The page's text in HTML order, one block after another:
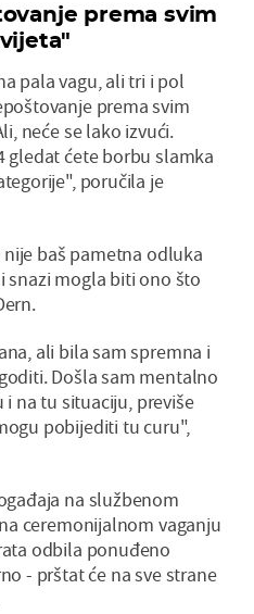
prema svim
pala vagu, ali tri i pol
prema svim
neće se lako izvući.
gledat ćete borbu slamka
poručila je
baš pametna odluka
snazi mogla biti ono što
ali bila sam spremna i
Došla sam mentalno
na tu situaciju, previše
pobijediti tu curu",
na službenom
ceremonijalnom vaganju
odbila ponuđeno
- prštat će na sve strane